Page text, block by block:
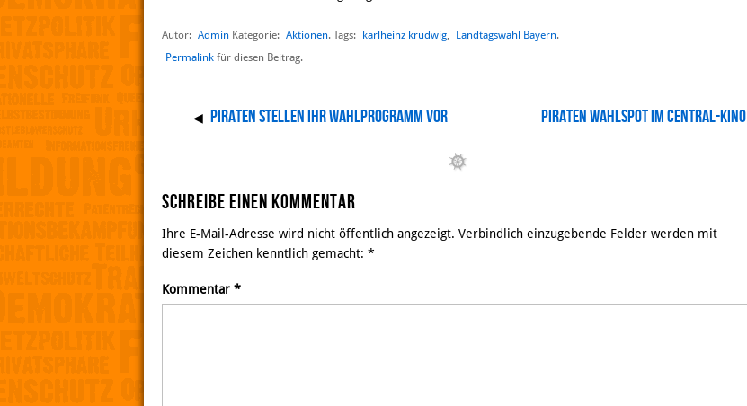
Autor: Admin Kategorie: Aktionen. Tags: karlheinz krudwig, Landtagswahl Bayern.
Permalink für diesen Beitrag.
◀ Piraten stellen ihr Wahlprogramm vor Piraten Wahlspot im Central-Kino
Schreibe einen Kommentar
Ihre E-Mail-Adresse wird nicht öffentlich angezeigt. Verbindlich einzugebende Felder werden mit
diesem Zeichen kenntlich gemacht: *
Kommentar *